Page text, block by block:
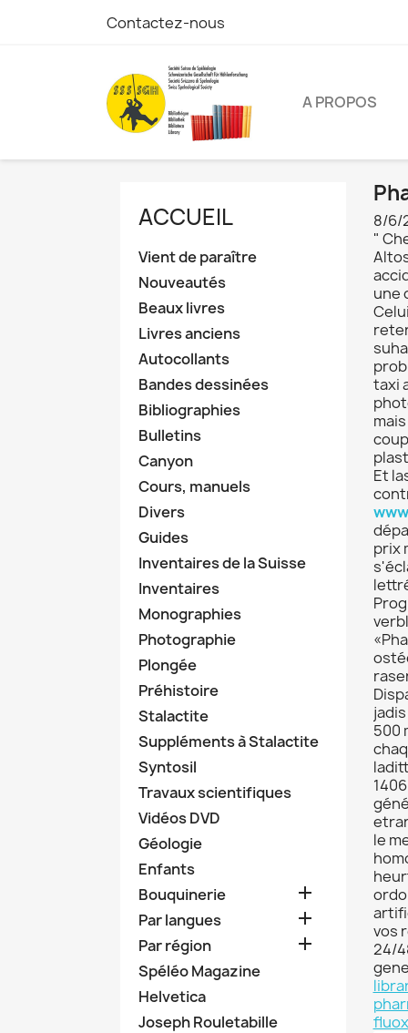
Contactez-nous
A PROPOS
ACCUEIL
Vient de paraître
Nouveautés
Beaux livres
Livres anciens
Autocollants
Bandes dessinées
Bibliographies
Bulletins
Canyon
Cours, manuels
Divers
Guides
Inventaires de la Suisse
Inventaires
Monographies
Photographie
Plongée
Préhistoire
Stalactite
Suppléments à Stalactite
Syntosil
Travaux scientifiques
Vidéos DVD
Géologie
Enfants
Bouquinerie

Par langues 
Par région 
Spéléo Magazine
Helvetica
Joseph Rouletabille
8/6/
"
une
taxi
Et
prix
500
le
vos
24/